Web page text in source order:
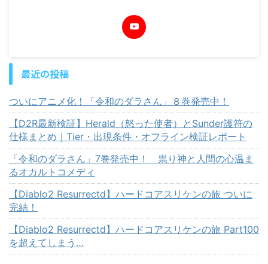
最近の投稿
ついにアニメ化！「令和のダラさん」８巻発売中！
【D2R最新検証】Herald（怒った使者）とSunder護符の
仕様まとめ｜Tier・出現条件・オフライン検証レポート
「令和のダラさん」7巻発売中！ 祟り神と人間の心温ま
るオカルトコメディ
【Diablo2 Resurrectd】ハードコアスリケンの旅 ついに
完結！
【Diablo2 Resurrectd】ハードコアスリケンの旅 Part100
を超えてしまう…